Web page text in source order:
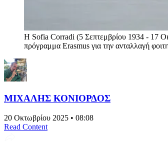
Η Sofia Corradi (5 Σεπτεμβρίου 1934 - 17
πρόγραμμα Erasmus για την ανταλλαγή
ΜΙΧΑΛΗΣ ΚΟΝΙΟΡΔΟΣ
20 Οκτωβρίου 2025 • 08:08
Read Content